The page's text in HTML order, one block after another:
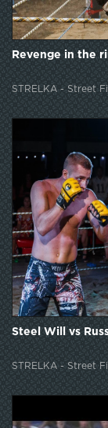
Revenge in the
STRELKA - Street
Steel Will vs
STRELKA - Street